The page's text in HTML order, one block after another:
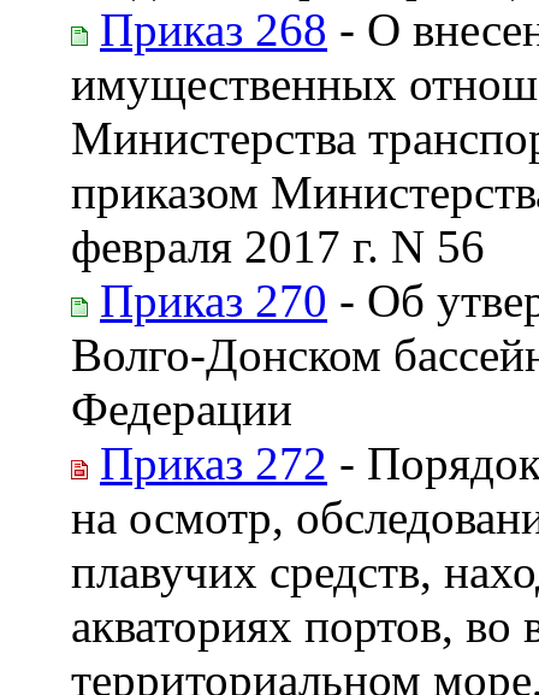
Приказ 268 - О
имущественных
Министерства
приказом
февраля 2017 г. N 56
Приказ 270 - Об
Волго-Донском
Федерации
Приказ 272 -
на осмотр,
плавучих средств,
акваториях портов,
территориальном